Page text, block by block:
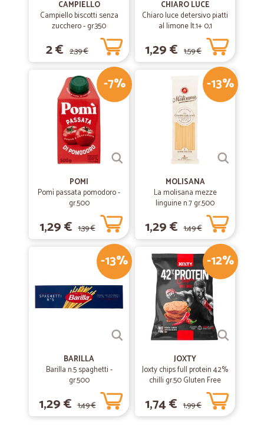
CAMPIELLO
Campiello biscotti senza
zucchero - gr.350
2 € 2,39 €
CHIARO LUCE
Chiaro luce detersivo piatti
al limone lt.1+ 0,1
1,29 € 1,59 €
-7%
POMI
Pomì passata pomodoro -
gr.500
1,29 € 1,39 €
-13%
MOLISANA
La molisana mezze
linguine n.7 gr.500
1,29 € 1,49 €
-13%
BARILLA
Barilla n.5 spaghetti -
gr.500
1,29 € 1,49 €
-12%
JOXTY
Joxty chips full protein 42%
chilli gr.50 Gluten Free
1,74 € 1,99 €